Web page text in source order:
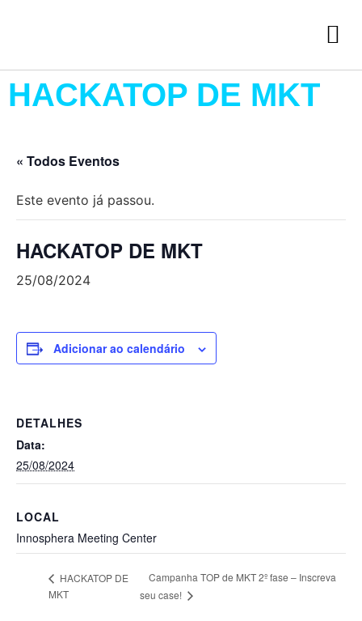
HACKATOP DE MKT
« Todos Eventos
Este evento já passou.
HACKATOP DE MKT
25/08/2024
Adicionar ao calendário
DETALHES
Data:
25/08/2024
LOCAL
Innosphera Meeting Center
HACKATOP DE
MKT
Campanha TOP de MKT 2º fase – Inscreva
seu case!